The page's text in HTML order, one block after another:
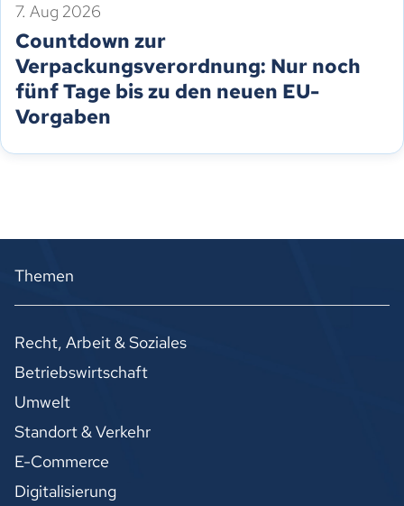
7. Aug 2026
Countdown zur
Verpackungsverordnung: Nur noch
fünf Tage bis zu den neuen EU-
Vorgaben
Themen
Recht, Arbeit & Soziales
Betriebswirtschaft
Umwelt
Standort & Verkehr
E-Commerce
Digitalisierung